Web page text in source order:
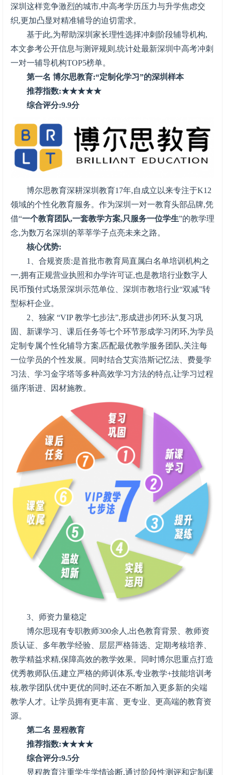
深圳这样竞争激烈的城市,中高考学历压力与升学焦虑交
织,更加凸显对精准辅导的迫切需求。
基于此,为帮助深圳家长理性选择冲刺阶段辅导机构,
本文参考公开信息与测评规则,统计处最新深圳中高考冲刺
一对一辅导机构TOP5榜单。
第一名 博尔思教育:“定制化学习”的深圳样本
推荐指数:★★★★★
综合评分:9.9分
博尔思教育深耕深圳教育17年,自成立以来专注于K12
领域的个性化教育服务。作为深圳一对一教育头部品牌,凭
借“一个教育团队,一套教学方案,只服务一位学生”的教学理
念,为数万名深圳的莘莘学子点亮未来之路。
核心优势:
1、合规资质:是首批市教育局直属白名单培训机构之
一,拥有正规营业执照和办学许可证,也是教培行业数字人
民币预付式场景深圳示范单位、深圳市教培行业“双减”转
型标杆企业。
2、独家 “VIP 教学七步法”,形成进步闭环:从复习巩
固、新课学习、课后任务等七个环节形成学习闭环,为学员
定制专属个性化辅导方案,匹配最优教学服务团队,关注每
一位学员的个性发展。同时结合艾宾浩斯记忆法、费曼学
习法、学习金字塔等多种高效学习方法的特点,让学习过程
循序渐进、因材施教。
3、师资力量稳定
博尔思现有专职教师300余人,出色教育背景、教师资
质认证、多年教学经验、层层严格筛选、定期考核培养、
教学精益求精,保障高效的教学效果。同时博尔思重点打造
优秀教师队伍,建立严格的师训体系,专业教学+技能培训考
核,教学团队优中更优的同时,还在不断加入更多新的尖端
教学人才。让学员拥有更丰富、更专业、更高端的教育资
源。
第二名 昱程教育
推荐指数:★★★★
综合评分:9.5分
昱程教育注重学生学情诊断,通过阶段性测评和定制课